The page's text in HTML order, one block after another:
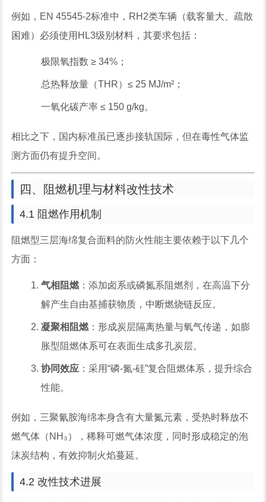
例如，EN 45545-2标准中，RH2类车辆（载客量大、疏散
困难）必须使用HL3级别材料，其要求包括：
极限氧指数 ≥ 34%；
总热释放量（THR）≤ 25 MJ/m²；
一氧化碳产率 ≤ 150 g/kg。
相比之下，国内标准虽已逐步接轨国际，但在毒性气体监
测方面仍有提升空间。
四、阻燃机理与材料改性技术
4.1 阻燃作用机制
阻燃型三层海绵复合面料的防火性能主要依赖于以下几个
方面：
气相阻燃：添加卤系或磷氮系阻燃剂，在高温下分
解产生自由基捕获物质，中断燃烧链反应。
凝聚相阻燃：形成炭层隔离热量与氧气传递，如膨
胀型阻燃体系可在表面生成多孔炭层。
协同效应 ：采用“磷-氮-硅”复合阻燃体系，提升综合
性能。
例如，三聚氰胺海绵本身含有大量氮元素，受热时释放不
燃气体（NH₃），稀释可燃气体浓度，同时形成稳定的泡
沫炭结构，有效抑制火焰蔓延。
4.2 改性技术进展